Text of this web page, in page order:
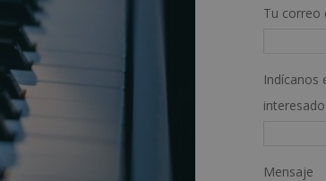
Tu correo
Indícanos
Mensaje